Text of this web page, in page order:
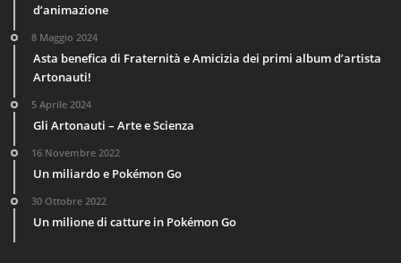
d’animazione
8 Maggio 2024
Asta benefica di Fraternità e Amicizia dei primi album d’artista
Artonauti!
5 Aprile 2024
Gli Artonauti – Arte e Scienza
16 Novembre 2022
Un miliardo e Pokémon Go
30 Ottobre 2022
Un milione di catture in Pokémon Go